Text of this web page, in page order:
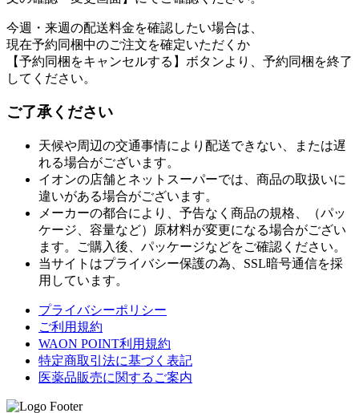
今週・来週の配送料金を確認したい場合は、
現在予約同梱中のご注文を確定いただくか
【予約同梱をキャンセルする】ボタンより、予約同梱を終了
してください。
ご了承ください
天候や周辺の交通事情により配送できない、または遅
れる場合がございます。
イオンの店舗とネットスーパーでは、商品の取扱いに
違いがある場合がございます。
メーカーの都合により、予告なく商品の規格、（パッ
ケージ、容量など）原材料が変更になる場合がござい
ます。ご購入後、パッケージなどをご確認ください。
当サイトはプライバシー保護の為、SSL暗号通信を採
用しています。
プライバシーポリシー
ご利用規約
WAON POINT利用規約
特定商取引法に基づく表記
医薬品販売に関するご案内